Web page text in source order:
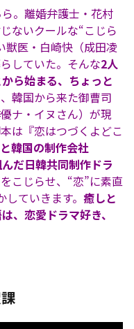
。離婚弁護士・花村
ないクールな“こじら
獣医・白崎快（成田凌
していた。そんな2人
ら始まる、ちょっと
韓国から来た御曹司
ナ・イヌさん）が現
は『恋はつづくよどこ
韓国の制作会社
だ日韓共同制作ドラ
こじらせ、“恋”に素直
ていきます。 癒しと
、恋愛ドラマ好き、